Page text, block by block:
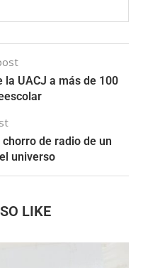
la UACJ a más de 100
de radio de un
universo
LIKE